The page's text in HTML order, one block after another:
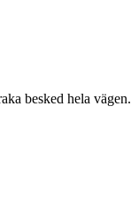
besked hela vägen.